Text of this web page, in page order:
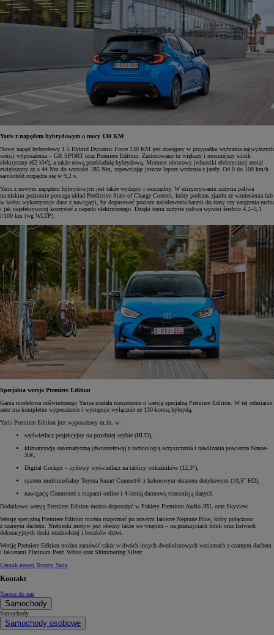
Yaris z napędem hybrydowym o mocy 130 KM
Nowy napęd hybrydowy 1.5 Hybrid Dynamic Force 130 KM jest dostępny w przypadku wybrania najwyższych
wersji wyposażenia – GR SPORT oraz Premiere Edition. Zastosowano tu większy i mocniejszy silnik
elektryczny (62 kW), a także nową przekładnię hybrydową. Moment obrotowy jednostki elektrycznej został
zwiększony aż o 44 Nm do wartości 185 Nm, zapewniając jeszcze lepsze wrażenia z jazdy. Od 0 do 100 km/h
samochód rozpędza się w 9,2 s.
Yaris z nowym napędem hybrydowym jest także wydajny i oszczędny. W utrzymywaniu zużycia paliwa
na niskim poziomie pomaga układ Predictive State of Charge Control, który podczas zjazdu ze wzniesienia lub
w korku wykorzystuje dane z nawigacji, by dopasować poziom naładowania baterii do trasy czy natężenia ruchu
i jak najefektywniej korzystać z napędu elektrycznego. Dzięki temu zużycie paliwa wynosi średnio 4,2–5,1
l/100 km (wg WLTP).
Specjalna wersja Premiere Edition
Gama modelowa odświeżonego Yarisa została rozszerzona o wersję specjalną Premiere Edition. W tej odmianie
auto ma kompletne wyposażenie i występuje wyłącznie ze 130-konną hybrydą.
Yaris Premiere Edition jest wyposażony m.in. w:
wyświetlacz projekcyjny na przedniej szybie (HUD),
klimatyzację automatyczną (dwustrefową) z technologią oczyszczania i nawilżania powietrza Nanoe-
X®,
Digital Cockpit – cyfrowy wyświetlacz na tablicy wskaźników (12,3"),
system multimedialny Toyota Smart Connect® z kolorowym ekranem dotykowym (10,5" HD),
nawigację Connected z mapami online i 4-letnią darmową transmisją danych.
Dodatkowo wersję Premiere Edition można doposażyć w Pakiety Premium Audio JBL oraz Skyview.
Wersję specjalną Premiere Edition można rozpoznać po nowym lakierze Neptune Blue, który połączono
z czarnym dachem. Niebieski motyw jest obecny także we wnętrzu – na przeszyciach foteli oraz listwach
dekoracyjnych deski rozdzielczej i boczków drzwi.
Wersję Premiere Edition można zamówić także w dwóch innych dwukolorowych wariantach z czarnym dachem
i lakierami Platinum Pearl White oraz Shimmering Silver.
Cennik nowej Toyoty Yaris
Kontakt
Napisz do nas
Samochody
Samochody
Samochody osobowe